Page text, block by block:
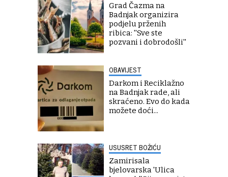
Grad Čazma na
Badnjak organizira
podjelu prženih
ribica: ''Sve ste
pozvani i dobrodošli''
OBAVIJEST
Darkom i Reciklažno
na Badnjak rade, ali
skraćeno. Evo do kada
možete doći...
USUSRET BOŽIĆU
Zamirisala
bjelovarska 'Ulica